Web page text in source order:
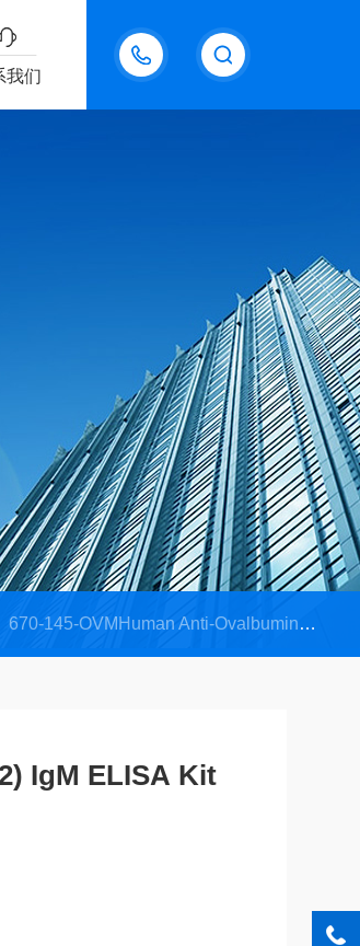
18611095289
我们
670-145-OVMHuman Anti-Ovalbumin (Gal d 2) IgM ELISA Kit
IgM ELISA Kit